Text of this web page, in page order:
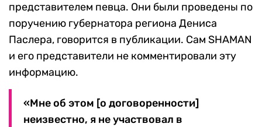
представителем певца. Они были проведены по
поручению губернатора региона Дениса
Паслера, говорится в публикации. Сам SHAMAN
и его представители не комментировали эту
информацию.
«Мне об этом [о договоренности]
неизвестно, я не участвовал в